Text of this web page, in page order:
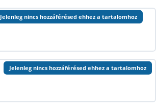
Jelenleg nincs hozzáférésed ehhez a tartalomhoz
Jelenleg nincs hozzáférésed ehhez a tartalomhoz